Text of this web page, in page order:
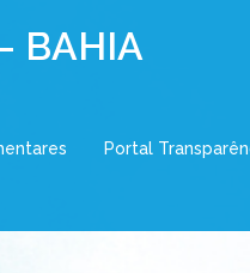
BAHIA
Portal